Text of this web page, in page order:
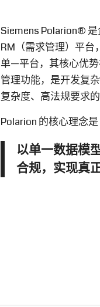
Siemens Polarion®
RM（需求管理）平台
单—平台，其核心优
管理功能，是开发复
复杂度、高法规要求
Polarion 的核心理念是
以单一数据模
合规，实现真